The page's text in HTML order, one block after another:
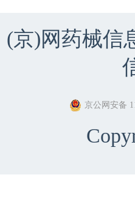
(京)网药械信
京公网安备